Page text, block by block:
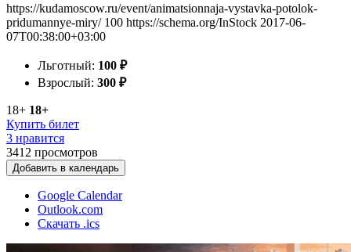
https://kudamoscow.ru/event/animatsionnaja-vystavka-potolok-
pridumannye-miry/ 100 https://schema.org/InStock 2017-06-
07T00:38:00+03:00
Льготный: 100 ₽
Взрослый: 300 ₽
18+ 18+
Купить билет
3 нравится
3412 просмотров
Добавить в календарь
Google Calendar
Outlook.com
Скачать .ics